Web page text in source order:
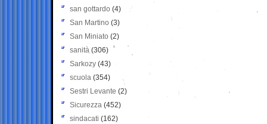
san gottardo (4)
San Martino (3)
San Miniato (2)
sanità (306)
Sarkozy (43)
scuola (354)
Sestri Levante (2)
Sicurezza (452)
sindacati (162)